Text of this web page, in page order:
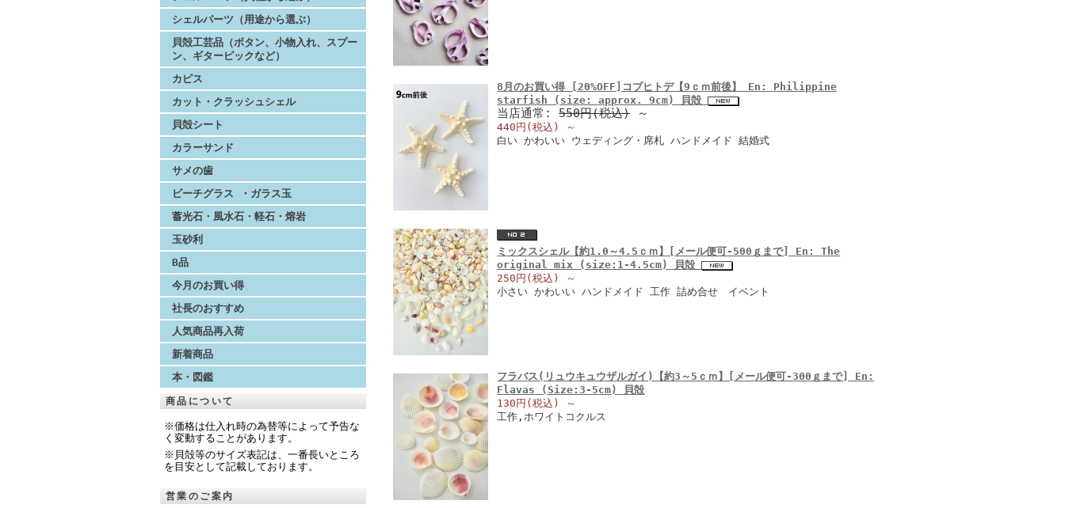
シェルパーツ（用途から選ぶ）
貝殻工芸品（ボタン、小物入れ、スプー
ン、ギターピックなど）
カピス
カット・クラッシュシェル
貝殻シート
カラーサンド
サメの歯
ビーチグラス ・ガラス玉
蓄光石・風水石・軽石・熔岩
玉砂利
B品
今月のお買い得
社長のおすすめ
人気商品再入荷
新着商品
本・図鑑
商品について
※価格は仕入れ時の為替等によって予告な
く変動することがあります。
※貝殻等のサイズ表記は、一番長いところ
を目安として記載しております。
営業のご案内
8月のお買い得 [20%OFF]コブヒトデ【9ｃｍ前後】 En: Philippine
starfish (size: approx. 9cm) 貝殻
当店通常:550円(税込) ～
440円(税込)
～
白い かわいい ウェディング・席札 ハンドメイド 結婚式
ミックスシェル【約1.0～4.5ｃｍ】[メール便可-500ｇまで] En: The
original mix (size:1-4.5cm) 貝殻
250円(税込)
～
小さい かわいい ハンドメイド 工作 詰め合せ イベント
フラバス(リュウキュウザルガイ)【約3～5ｃｍ】[メール便可-300ｇまで] En:
Flavas (Size:3-5cm) 貝殻
130円(税込)
～
工作,ホワイトコクルス